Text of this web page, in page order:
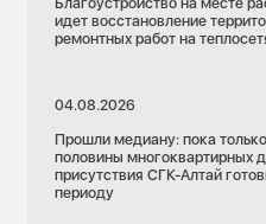
идет восстановление
ремонтных работ на
04.08.2026
Прошли медиану: пока
половины многоквартирных
присутствия СГК-Алтай
периоду